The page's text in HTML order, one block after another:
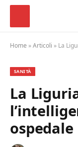
Home »Articoli » La
SANITÀ
La
ospedale